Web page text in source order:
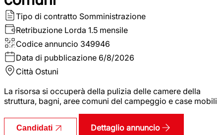
Tipo di contratto Somministrazione
Retribuzione Lorda 1.5 mensile
Codice annuncio 349946
Data di pubblicazione 6/8/2026
Città Ostuni
La risorsa si occuperà della pulizia delle camere della
struttura, bagni, aree comuni del campeggio e case mobili
Candidati Dettaglio annuncio